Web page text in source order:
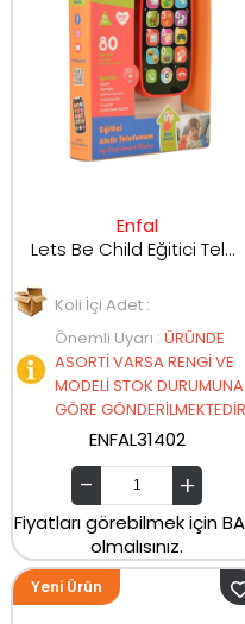
Enfal
Lets Be Child Eğitici Telefon 31402
Koli İçi Adet :
Önemli Uyarı : ÜRÜNDE
ASORTİ VARSA RENGİ VE
MODELİ STOK DURUMUNA
GÖRE
ENFAL31402
Fiyatları görebilmek için
olmalısınız.
Yeni Ürün